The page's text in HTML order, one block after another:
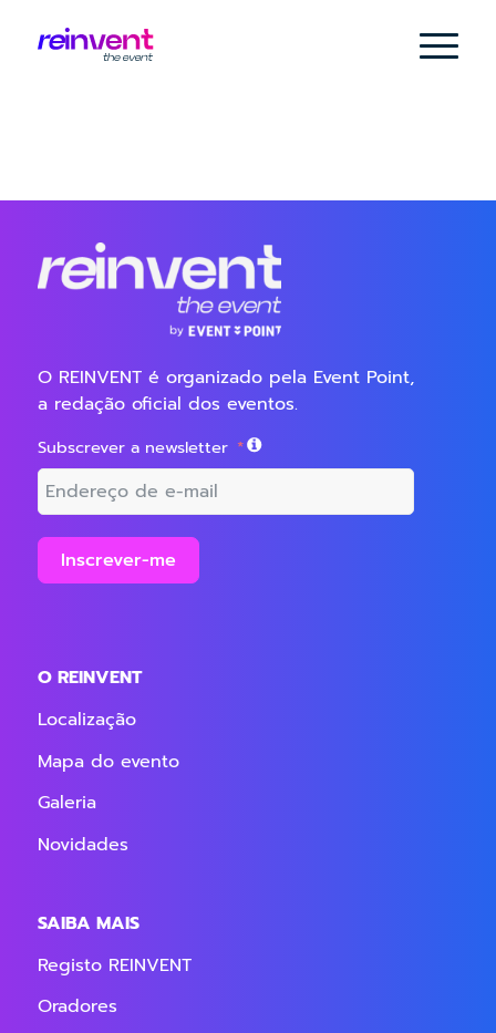
O REINVENT é organizado pela Event Point,
a redação oficial dos eventos.
Subscrever a newsletter
Inscrever-me
O REINVENT
Localização
Mapa do evento
Galeria
Novidades
SAIBA MAIS
Registo REINVENT
Oradores